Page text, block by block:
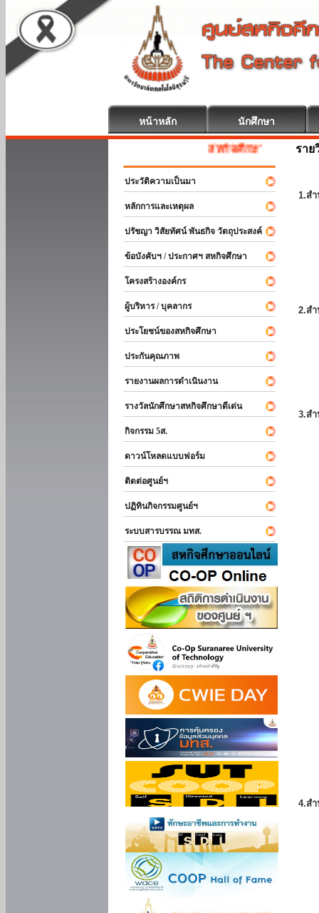
หน้าหลัก นักศึกษา
สหกิจศึกษา ยินดีต้อนรับ
ประวัติความเป็นมา
หลักการและเหตุผล
ปรัชญา วิสัยทัศน์ พันธกิจ วัตถุประสงค์
ข้อบังคับฯ / ประกาศฯ สหกิจศึกษา
โครงสร้างองค์กร
ผู้บริหาร / บุคลากร
ประโยชน์ของสหกิจศึกษา
ประกันคุณภาพ
รายงานผลการดำเนินงาน
รางวัลนักศึกษาสหกิจศึกษาดีเด่น
กิจกรรม 5ส.
ดาวน์โหลดแบบฟอร์ม
ติดต่อศูนย์ฯ
ปฏิทินกิจกรรมศูนย์ฯ
ระบบสารบรรณ มทส.
ราย
1.ส
2.ส
3.ส
4.ส